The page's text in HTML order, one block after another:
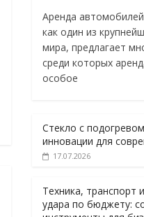
Аренда
как один из
мира, предлагает
среди которых
особое
Стекло с
инновации для
17.07.2026
Техника, транспорт
удара по бюджету: